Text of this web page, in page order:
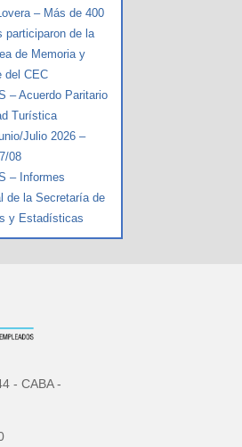
– Más de 400
participaron de la
de Memoria y
del CEC
– Acuerdo Paritario
Turística
Julio 2026 –
08
– Informes
de la Secretaría de
y Estadísticas
- CABA -